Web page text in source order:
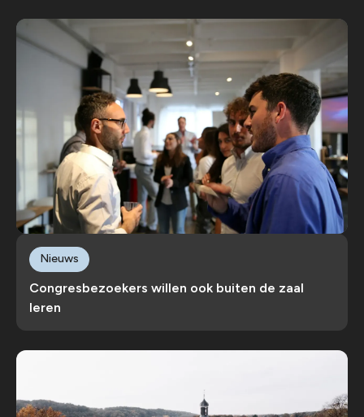
Congresbezoekers willen ook buiten de zaal
leren
Nieuws